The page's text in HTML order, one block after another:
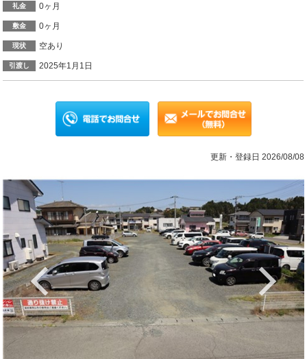
礼金 0ヶ月
敷金 0ヶ月
現状 空あり
引渡し 2025年1月1日
更新・登録日 2026/08/08
Previous